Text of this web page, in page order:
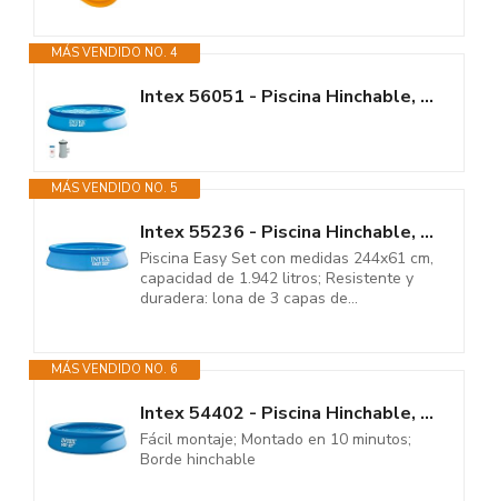
MÁS VENDIDO NO. 4
Intex 56051 - Piscina Hinchable, Ø396x84 cm, 7.290 litros, Piscina...
MÁS VENDIDO NO. 5
Intex 55236 - Piscina Hinchable, Ø244x61 cm, 1.942 litros, Piscina...
Piscina Easy Set con medidas 244x61 cm,
capacidad de 1.942 litros; Resistente y
duradera: lona de 3 capas de...
MÁS VENDIDO NO. 6
Intex 54402 - Piscina Hinchable, Ø366x76 cm, 5.621 litros, Piscina...
Fácil montaje; Montado en 10 minutos;
Borde hinchable